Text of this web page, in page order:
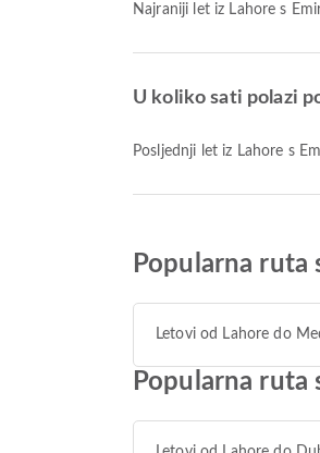
Najraniji let iz Lahore s
U koliko sati polazi
Posljednji let iz Lahore s
Popularna ruta
Letovi od Lahore do
Popularna ruta